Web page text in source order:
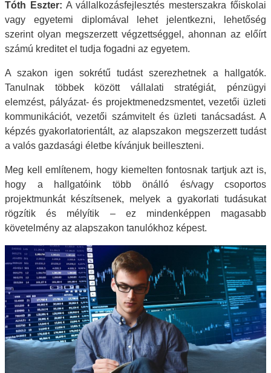
Tóth Eszter: A vállalkozásfejlesztés mesterszakra főiskolai
vagy egyetemi diplomával lehet jelentkezni, lehetőség
szerint olyan megszerzett végzettséggel, ahonnan az előírt
számú kreditet el tudja fogadni az egyetem.
A szakon igen sokrétű tudást szerezhetnek a hallgatók.
Tanulnak többek között vállalati stratégiát, pénzügyi
elemzést, pályázat- és projektmenedzsmentet, vezetői üzleti
kommunikációt, vezetői számvitelt és üzleti tanácsadást. A
képzés gyakorlatorientált, az alapszakon megszerzett tudást
a valós gazdasági életbe kívánjuk beilleszteni.
Meg kell említenem, hogy kiemelten fontosnak tartjuk azt is,
hogy a hallgatóink több önálló és/vagy csoportos
projektmunkát készítsenek, melyek a gyakorlati tudásukat
rögzítik és mélyítik – ez mindenképpen magasabb
követelmény az alapszakon tanulókhoz képest.